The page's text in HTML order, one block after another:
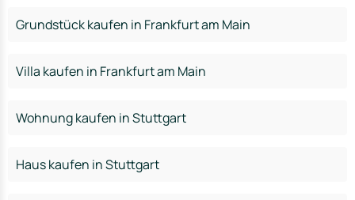
Grundstück kaufen in Frankfurt am Main
Villa kaufen in Frankfurt am Main
Wohnung kaufen in Stuttgart
Haus kaufen in Stuttgart